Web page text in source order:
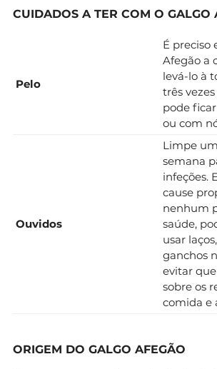
CUIDADOS A TER COM O GALGO
Pelo
É preciso
Afegão a
levá-lo à
três
pode
ou com
Ouvidos
Limpe
semana
infeções.
cause
nenhum
saúde,
usar
ganchos
evitar
sobre os
comida e
ORIGEM DO GALGO AFEGÃO